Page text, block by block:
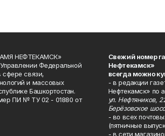
НЕФТЕКАМСК»
Федеральной
связи,
и массовых
Башкортостан.
ПИ № ТУ 02 - 01880 от
Свежий номер
Нефтекамск»
всегда можно
- в редакции
Нефтекамск» по
ул. Нефтяников,
Берёзовское
- во всех
(пятничные
- в сети